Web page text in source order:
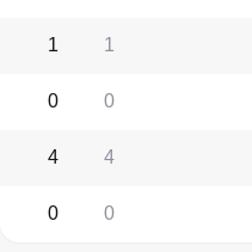
1
1
0
0
4
4
0
0